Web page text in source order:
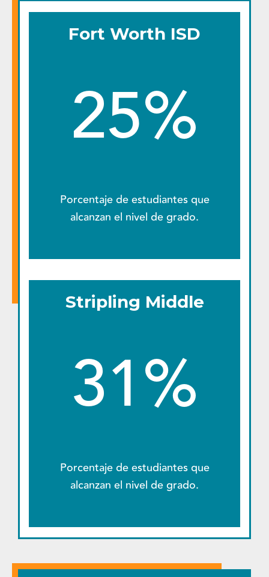
Fort Worth ISD
25%
Porcentaje de estudiantes que
alcanzan el nivel de grado.
Stripling Middle
31%
Porcentaje de estudiantes que
alcanzan el nivel de grado.